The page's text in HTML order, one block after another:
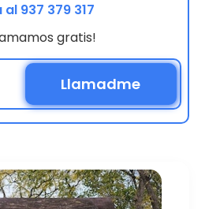
al 937 379 317
gratis!